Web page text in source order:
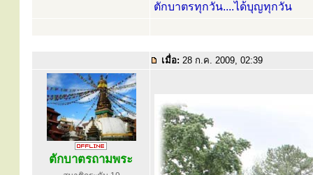
ตักบาตรทุกวัน....ได้บุญทุกวัน
เมื่อ: 28 ก.ค. 2009, 02:39
ตักบาตรถามพระ